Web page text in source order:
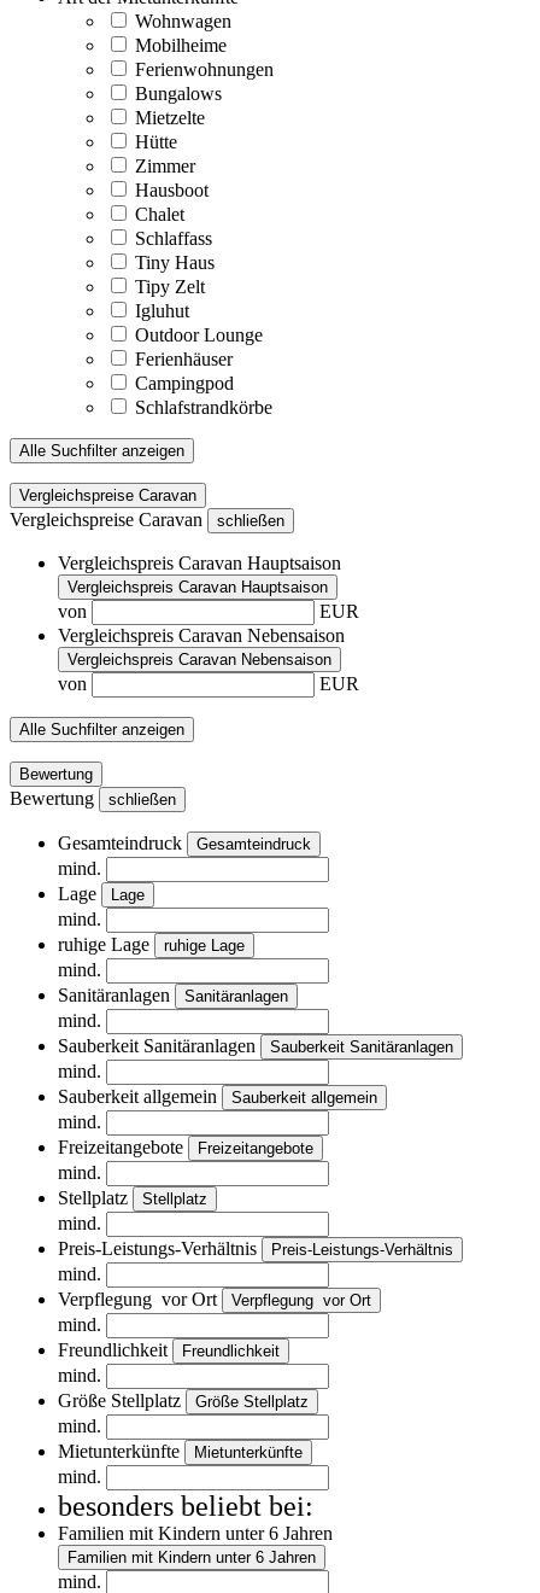
Wohnwagen
Mobilheime
Ferienwohnungen
Bungalows
Mietzelte
Hütte
Zimmer
Hausboot
Chalet
Schlaffass
Tiny Haus
Tipy Zelt
Igluhut
Outdoor Lounge
Ferienhäuser
Campingpod
Schlafstrandkörbe
Alle Suchfilter anzeigen
Vergleichspreise Caravan
Vergleichspreise Caravan schließen
Vergleichspreis Caravan Hauptsaison
Vergleichspreis Caravan Hauptsaison
von
EUR
Vergleichspreis Caravan Nebensaison
Vergleichspreis Caravan Nebensaison
von EUR
Alle Suchfilter anzeigen
Bewertung
Bewertung schließen
Gesamteindruck Gesamteindruck
mind.
Lage
Lage
mind.
ruhige Lage
ruhige Lage
mind.
Sanitäranlagen
Sanitäranlagen
mind.
Sauberkeit Sanitäranlagen
Sauberkeit Sanitäranlagen
mind.
Sauberkeit allgemein
Sauberkeit allgemein
mind.
Freizeitangebote
Freizeitangebote
mind.
Stellplatz
Stellplatz
mind.
Preis-Leistungs-Verhältnis
Preis-Leistungs-Verhältnis
mind.
Verpflegung vor Ort
Verpflegung vor Ort
mind.
Freundlichkeit
Freundlichkeit
mind.
Größe Stellplatz
Größe Stellplatz
mind.
Mietunterkünfte
Mietunterkünfte
mind.
besonders beliebt bei:
Familien mit Kindern unter 6 Jahren
Familien mit Kindern unter 6 Jahren
mind.